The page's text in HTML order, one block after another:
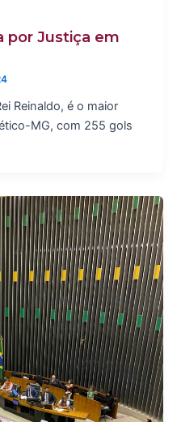
por Justiça em
Reinaldo, é o maior
MG, com 255 gols